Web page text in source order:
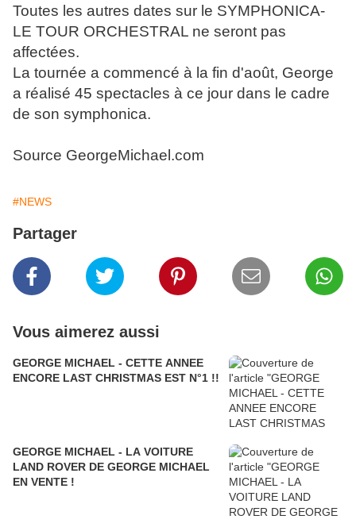
Toutes les autres dates sur le SYMPHONICA-
LE TOUR ORCHESTRAL ne seront pas
affectées.
La tournée a commencé à la fin d'août, George
a réalisé 45 spectacles à ce jour dans le cadre
de son symphonica.
Source GeorgeMichael.com
#NEWS
Partager
Vous aimerez aussi
GEORGE MICHAEL - CETTE ANNEE
ENCORE LAST CHRISTMAS EST N°1 !!
GEORGE MICHAEL - LA VOITURE
LAND ROVER DE GEORGE MICHAEL
EN VENTE !